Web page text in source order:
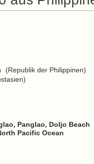
(Republik der Philippinen)
Panglao, Doljo Beach
Pacific Ocean